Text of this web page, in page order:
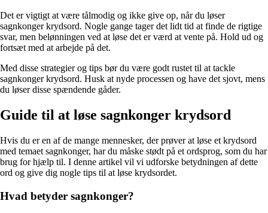
Det er vigtigt at være tålmodig og ikke give op, når du løser
sagnkonger krydsord. Nogle gange tager det lidt tid at finde de rigtige
svar, men belønningen ved at løse det er værd at vente på. Hold ud og
fortsæt med at arbejde på det.
Med disse strategier og tips bør du være godt rustet til at tackle
sagnkonger krydsord. Husk at nyde processen og have det sjovt, mens
du løser disse spændende gåder.
Guide til at løse sagnkonger krydsord
Hvis du er en af de mange mennesker, der prøver at løse et krydsord
med temaet sagnkonger, har du måske stødt på et ordsprog, som du har
brug for hjælp til. I denne artikel vil vi udforske betydningen af dette
ord og give dig nogle tips til at løse krydsordet.
Hvad betyder sagnkonger?